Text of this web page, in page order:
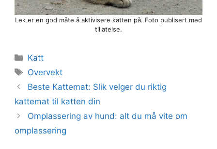
Lek er en god måte å aktivisere katten på. Foto publisert med
tillatelse.
Kategorier
Katt
Stikkord
Overvekt
Beste Kattemat: Slik velger du riktig
kattemat til katten din
Omplassering av hund: alt du må vite om
omplassering